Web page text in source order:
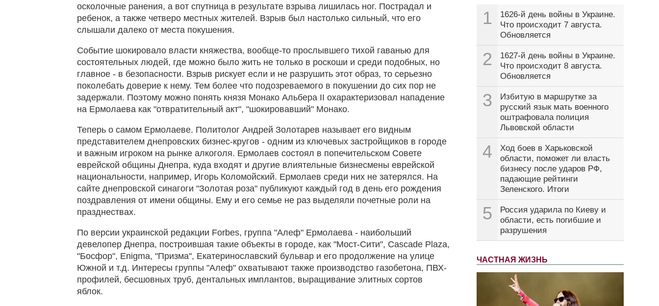
1
1626-й день войны в Украине.
Что происходит 7 августа.
Обновляется
2
1627-й день войны в Украине.
Что происходит 8 августа.
Обновляется
3
Избитую в маршрутке за
русский язык мать военного
оштрафовала полиция
Львовской области
4
Ход боев в Харьковской
области, поможет ли власть
бизнесу после ударов РФ,
падающие рейтинги
Зеленского. Итоги
5
Россия ударила по Киеву и
области, есть погибшие и
разрушения
ЧАСТНАЯ ЖИЗНЬ
осколочные ранения, а вот спутница в результате взрыва лишилась ног. Пострадал и
ребенок, а также четверо местных жителей. Взрыв был настолько сильный, что его
слышали далеко от места покушения.
Событие шокировало власти княжества, вообще-то прослывшего тихой гаванью для
состоятельных людей, где можно было жить не только в роскоши и среди подобных, но
главное - в безопасности. Взрыв рискует если и не разрушить этот образ, то серьезно
поколебать доверие к нему. Тем более что подозреваемого в покушении до сих пор не
задержали. Поэтому можно понять князя Монако Альбера II охарактеризовал нападение
на Ермолаева как "отвратительный акт", "шокировавший" Монако.
Теперь о самом Ермолаеве. Политолог Андрей Золотарев называет его видным
представителем днепровских бизнес-кругов - одним из ключевых застройщиков в городе
и важным игроком на рынке алкоголя. Ермолаев состоял в попечительском Совете
еврейской общины Днепра, куда входят и другие влиятельные бизнесмены еврейской
национальности, например, Игорь Коломойский. Ермолаев среди них не затерялся. На
сайте днепровской синагоги "Золотая роза" публикуют каждый год в день его рождения
поздравления от имени общины. Ему и его семье не раз выделяли почетные роли на
празднествах.
По версии украинской редакции Forbes, группа "Алеф" Ермолаева - наибольший
девелопер Днепра, построившая такие объекты в городе, как "Мост-Сити", Cascade Plaza,
"Босфор", Enigma, "Призма", Екатеринославский бульвар и его продолжение на улице
Южной и т.д. Интересы группы "Алеф" охватывают также производство газобетона, ПВХ-
профилей, бесшовных труб, дентальных имплантов, выращивание элитных сортов
яблок.